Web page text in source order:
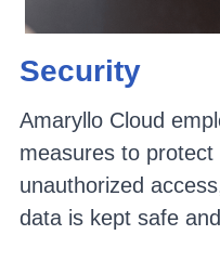
Security
Amaryllo Cloud
measures to
unauthorized
data is kept safe